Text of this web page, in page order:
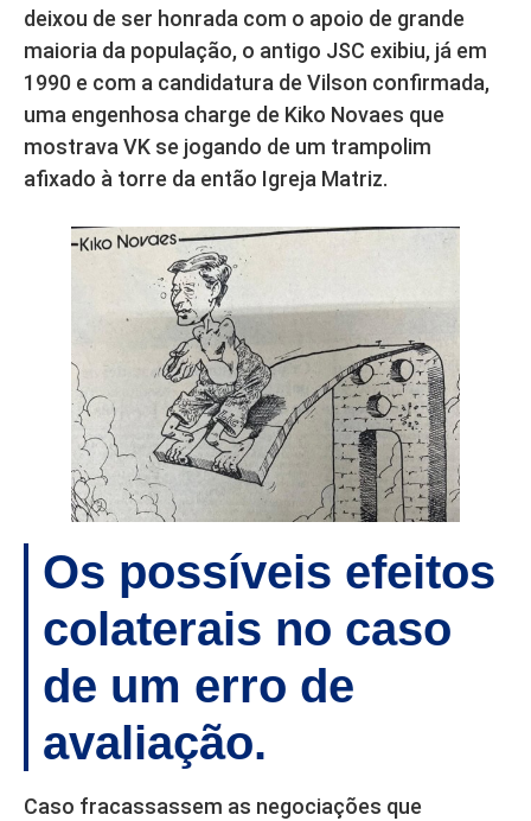
deixou de ser honrada com o apoio de grande
maioria da população, o antigo JSC exibiu, já em
1990 e com a candidatura de Vilson confirmada,
uma engenhosa charge de Kiko Novaes que
mostrava VK se jogando de um trampolim
afixado à torre da então Igreja Matriz.
Os possíveis efeitos
colaterais no caso
de um erro de
avaliação.
Caso fracassassem as negociações que